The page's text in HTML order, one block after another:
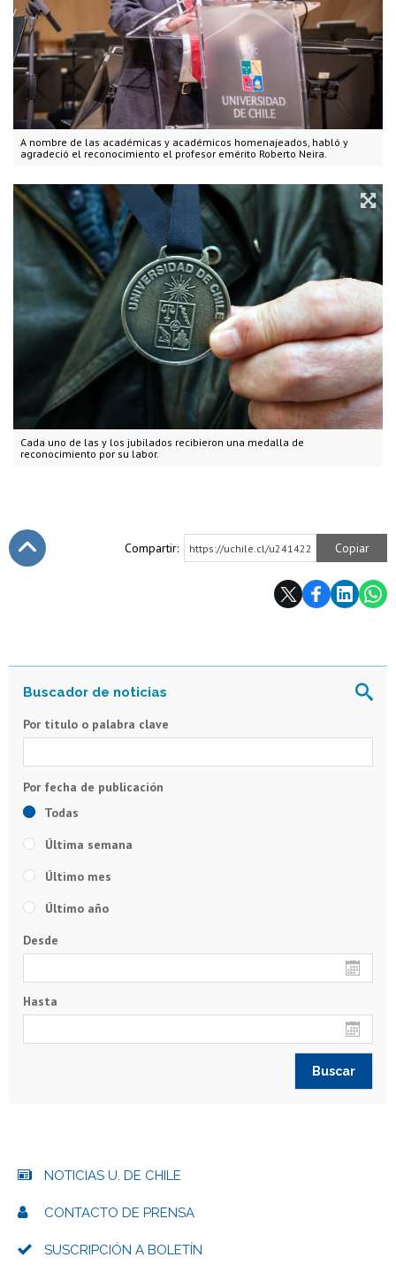
A nombre de las académicas y académicos homenajeados, habló y
agradeció el reconocimiento el profesor emérito Roberto Neira.
Cada uno de las y los jubilados recibieron una medalla de
reconocimiento por su labor.
Compartir: https://uchile.cl/u241422 Copiar
Por título o palabra clave
Todas
Última semana
Último mes
Último año
Desde
Hasta
NOTICIAS U. DE CHILE
CONTACTO DE PRENSA
SUSCRIPCIÓN A BOLETÍN